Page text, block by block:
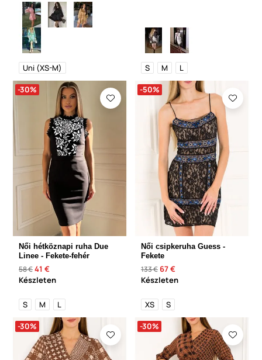
Uni (XS-M) S M L
-30%
Női hétköznapi ruha Due
Linee - Fekete-fehér
58 €41 €
Készleten
S M L
-50%
Női csipkeruha Guess -
Fekete
133 € 67 €
Készleten
XS S
-30% -30%